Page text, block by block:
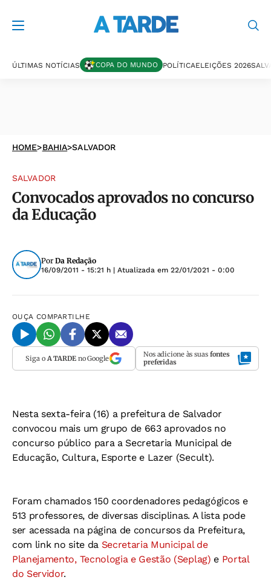
ÚLTIMAS NOTÍCIAS COPA DO MUNDO POLÍTICAELEIÇÕES 2026
HOME>BAHIA>SALVADOR
SALVADOR
Convocados aprovados no concurso
da Educação
Por Da Redação
16/09/2011 - 15:21 h | Atualizada em 22/01/2021 - 0:00
OUÇA COMPARTILHE
Siga o A TARDEno Google Nos adicione às suas fontes
preferidas
Nesta sexta-feira (16) a prefeitura de Salvador
convocou mais um grupo de 663 aprovados no
concurso público para a Secretaria Municipal de
Educação, Cultura, Esporte e Lazer (Secult).
Foram chamados 150 coordenadores pedagógicos e
513 professores, de diversas disciplinas. A lista pode
ser acessada na página de concursos da Prefeitura,
com link no site da Secretaria Municipal de
Planejamento, Tecnologia e Gestão (Seplag) e Portal
do Servidor.